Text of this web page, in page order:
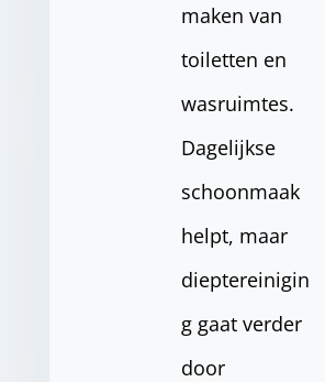
maken van
toiletten en
wasruimtes.
Dagelijkse
schoonmaak
helpt, maar
dieptereinigin
g gaat verder
door